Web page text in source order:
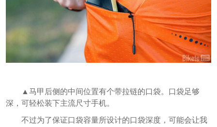
▲马甲后侧的中间位置有个带拉链的口袋。口袋足够
深，可轻松装下主流尺寸手机。
不过为了保证口袋容量所设计的口袋深度，可能会让我